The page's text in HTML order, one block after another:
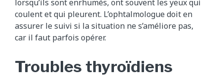
lorsqu’ils sont enrhumés, ont souvent les yeux qui
coulent et qui pleurent. L’ophtalmologue doit en
assurer le suivi si la situation ne s’améliore pas,
car il faut parfois opérer.
Troubles thyroïdiens